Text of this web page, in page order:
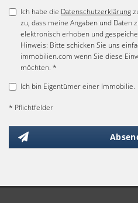
Ich habe die Datenschutzerklärung
zu, dass meine Angaben und Daten
elektronisch erhoben und
Hinweis: Bitte schicken Sie uns
immobilien.com wenn Sie diese
möchten. *
Ich bin Eigentümer einer Immobilie.
* Pflichtfelder